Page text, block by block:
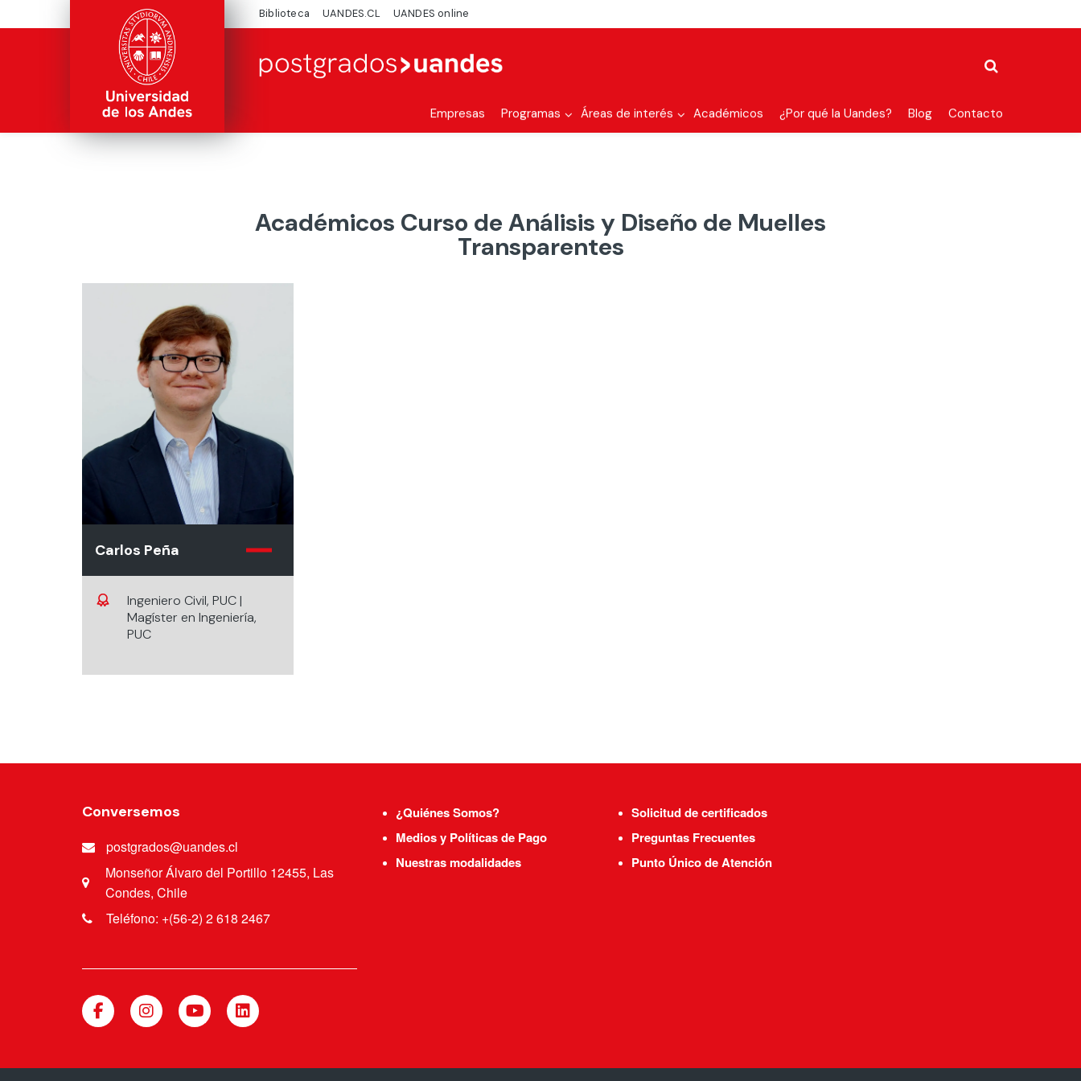
Biblioteca UANDES.CL UANDES online
Empresas Programas Áreas de interés Académicos ¿Por qué la Uandes? Blog Contacto
Académicos Curso de Análisis y Diseño de Muelles
Transparentes
Carlos Peña
Ingeniero Civil, PUC |
Magíster en Ingeniería,
PUC
Conversemos
postgrados@uandes.cl
Monseñor Álvaro del Portillo 12455, Las
Condes, Chile
Teléfono: +(56-2) 2 618 2467
¿Quiénes Somos?
Medios y Políticas de Pago
Nuestras modalidades
Solicitud de certificados
Preguntas Frecuentes
Punto Único de Atención